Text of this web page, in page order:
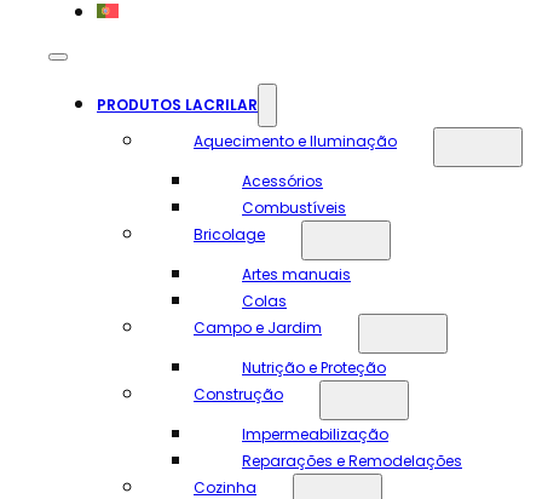
PRODUTOS LACRILAR
Aquecimento e Iluminação
Acessórios
Combustíveis
Bricolage
Artes manuais
Colas
Campo e Jardim
Nutrição e Proteção
Construção
Impermeabilização
Reparações e Remodelações
Cozinha